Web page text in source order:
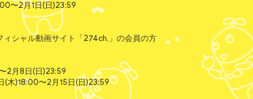
〜2月1日(日)23:59
シャル動画サイト「274ch.」の会員の方
2月8日(日)23:59
(木)18:00〜2月15日(日)23:59